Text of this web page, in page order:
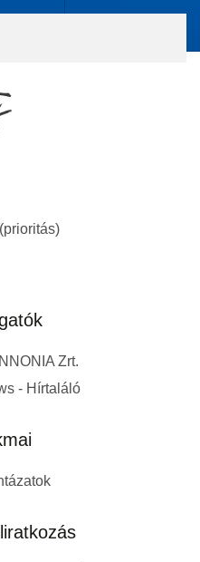
(prioritás)
Zrt.
- Hírtaláló